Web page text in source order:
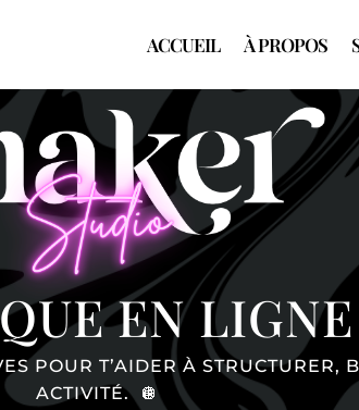
ACCUEIL À PROPOS
EN LIGNE
POUR T’AIDER À STRUCTURER,
ACTIVITÉ.🪩